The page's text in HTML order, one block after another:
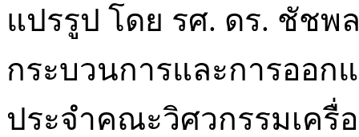
แปรรูป โดย รศ. ดร. ชัช
กระบวนการและการออก
ประจำคณะวิศวกรรมเครื่